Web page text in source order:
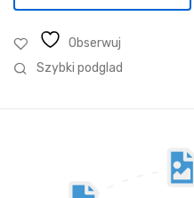
Obserwuj
Szybki podglad